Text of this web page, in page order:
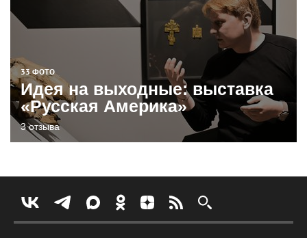
33 ФОТО
Идея на выходные: выставка
«Русская Америка»
3 отзыва